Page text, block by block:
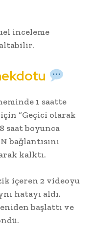
inceleme
1 saatte
“Geçici olarak
saat boyunca
bağlantısını
kalktı.
içeren 2 videoyu
hatayı aldı.
başlattı ve